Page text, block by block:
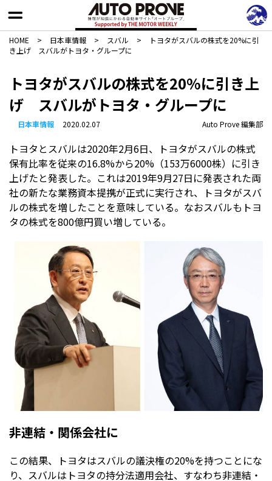
HOME > 日本車情報​ > スバル >
トヨタがスバルの株式を20%に引
き上げ スバルがトヨタ・グループに
トヨタがスバルの株式を20%に引き上
げ スバルがトヨタ・グループに
日本車情報​ 2020.02.07 Auto Prove 編集部
トヨタとスバルは2020年2月6日、トヨタがスバルの株式
保有比率を従来の16.8%から20%（153万6000株）に引き
上げたと発表した。これは2019年9月27日に発表された両
社の新たな業務資本提携が正式に実行され、トヨタがスバ
ルの株式を増したことを意味している。なおスバルもトヨ
タの株式を800億円買い増している。
非連結・関係会社に
この結果、トヨタはスバルの議決権の20%を持つことにな
り、スバルはトヨタの持分法適用会社、すなわち非連結・